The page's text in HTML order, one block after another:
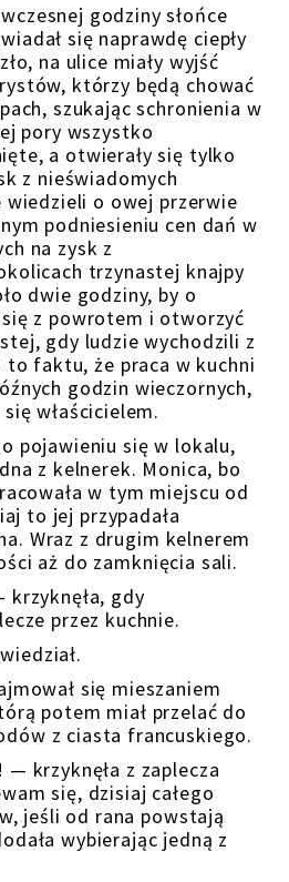
godziny słońce
się naprawdę ciepły
na ulice miały wyjść
którzy będą chować
szukając schronienia w
pory wszystko
a otwierały się tylko
z nieświadomych
o owej przerwie
podniesieniu cen dań w
na zysk z
trzynastej knajpy
dwie godziny, by o
z powrotem i otworzyć
gdy ludzie wychodzili z
to faktu, że praca w kuchni
godzin wieczornych,
właścicielem.
pojawieniu się w lokalu,
z kelnerek. Monica, bo
w tym miejscu od
to jej przypadała
. Wraz z drugim kelnerem
aż do zamknięcia sali.
gdy
przez kuchnie.
się mieszaniem
potem miał przelać do
z ciasta francuskiego.
— krzyknęła z zaplecza
się, dzisiaj całego
jeśli od rana powstają
wybierając jedną z